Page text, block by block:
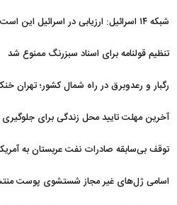
شبکه ۱۴ اسرائیل: ارزیابی در اسرائیل
تنظیم قولنامه برای اسناد سبزرنگ ممنوع شد
رگبار و رعدوبرق در راه شمال کشور؛ تهران
آخرین مهلت تایید محل زندگی برای جلوگیری
توقف بی‌سابقه صادرات نفت عربستان به
اسامی ژل‌های غیر مجاز شستشوی پوست